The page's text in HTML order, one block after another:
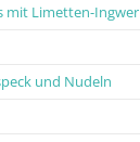
mit Limetten-
und Nudeln